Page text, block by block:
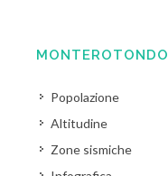
MONTEROTONDO
Popolazione
Altitudine
Zone sismiche